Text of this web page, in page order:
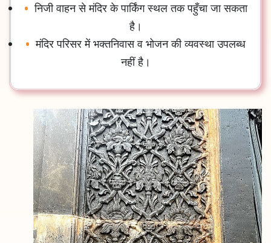
निजी वाहन से मंदिर के पार्किंग स्थल तक पहुँचा जा सकता
है।
मंदिर परिसर में भक्तनिवास व भोजन की व्यवस्था उपलब्ध
नहीं है।